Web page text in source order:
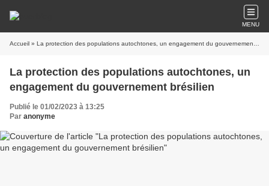
MENU
Accueil » La protection des populations autochtones, un engagement du gouvernement brésilien
La protection des populations autochtones, un
engagement du gouvernement brésilien
Publié le 01/02/2023 à 13:25
Par anonyme